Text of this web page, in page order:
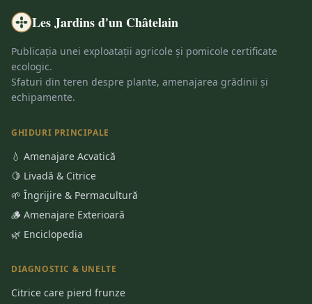
Les Jardins d'un Châtelain
Publicația unei exploatații agricole și pomicole certificate
ecologic.
Sfaturi din teren despre plante, amenajarea grădinii și
echipamente.
GHIDURI PRINCIPALE
💧 Amenajare Acvatică
🍋 Livadă & Citrice
🌱 Îngrijire & Permacultură
🪵 Amenajare Exterioară
🌿 Enciclopedia
DIAGNOSTIC & UNELTE
Citrice care pierd frunze